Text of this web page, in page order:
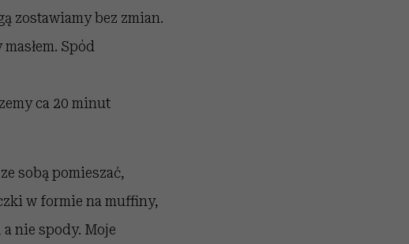
zostawiamy bez zmian.
Spód
ca 20 minut
sobą pomieszać,
w formie na muffiny,
nie spody. Moje